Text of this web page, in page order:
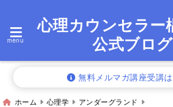
menu
心理カウンセラー
公式ブログ
無料メルマガ講座受講
ホーム 心理学 アンダーグランド